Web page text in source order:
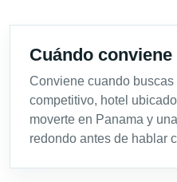
Cuándo
Conviene cuando
competitivo, hotel
moverte en Panama y
redondo antes de hablar